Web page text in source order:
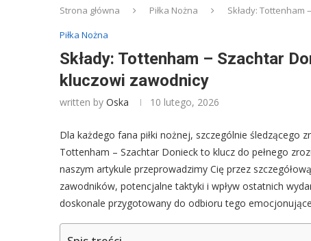
Strona główna Piłka Nożna
Składy:
Piłka Nożna
Składy: Tottenham – Szachtar
kluczowi zawodnicy
written by Oska 10 lutego, 2026
Dla każdego fana piłki nożnej, szczególnie śledzącego
Tottenham – Szachtar Donieck to klucz do pełnego
naszym artykule przeprowadzimy Cię przez
zawodników, potencjalne taktyki i wpływ ostatnich
doskonale przygotowany do odbioru tego